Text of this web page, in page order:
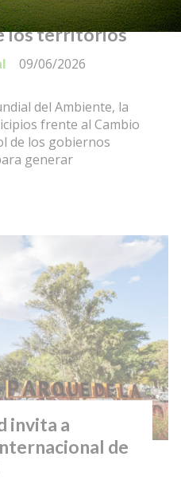
se
los territorios
09/06/2026
del Ambiente, la
frente al Cambio
de los gobiernos
generar
invita a
de